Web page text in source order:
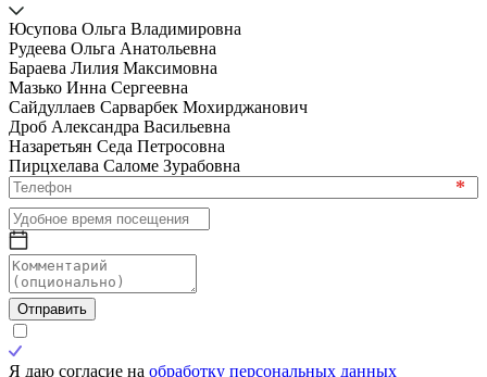
Юсупова Ольга Владимировна
Рудеева Ольга Анатольевна
Бараева Лилия Максимовна
Мазько Инна Сергеевна
Сайдуллаев Сарварбек Мохирджанович
Дроб Александра Васильевна
Назаретьян Седа Петросовна
Пирцхелава Саломе Зурабовна
*
Отправить
Я даю согласие на обработку персональных данных